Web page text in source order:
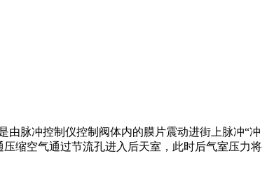
由脉冲控制仪控制阀体内的膜片震动进街上脉冲“冲
缩空气通过节流孔进入后天室，此时后气室压力将